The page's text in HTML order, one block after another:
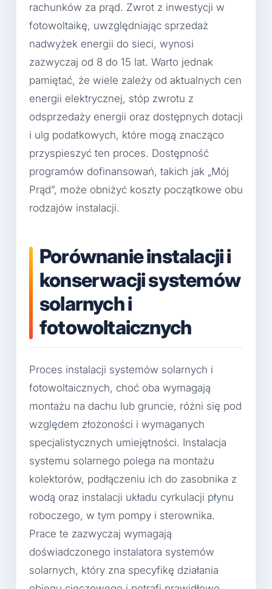
rachunków za prąd. Zwrot z inwestycji w
fotowoltaikę, uwzględniając sprzedaż
nadwyżek energii do sieci, wynosi
zazwyczaj od 8 do 15 lat. Warto jednak
pamiętać, że wiele zależy od aktualnych cen
energii elektrycznej, stóp zwrotu z
odsprzedaży energii oraz dostępnych dotacji
i ulg podatkowych, które mogą znacząco
przyspieszyć ten proces. Dostępność
programów dofinansowań, takich jak „Mój
Prąd”, może obniżyć koszty początkowe obu
rodzajów instalacji.
Porównanie instalacji i
konserwacji systemów
solarnych i
fotowoltaicznych
Proces instalacji systemów solarnych i
fotowoltaicznych, choć oba wymagają
montażu na dachu lub gruncie, różni się pod
względem złożoności i wymaganych
specjalistycznych umiejętności. Instalacja
systemu solarnego polega na montażu
kolektorów, podłączeniu ich do zasobnika z
wodą oraz instalacji układu cyrkulacji płynu
roboczego, w tym pompy i sterownika.
Prace te zazwyczaj wymagają
doświadczonego instalatora systemów
solarnych, który zna specyfikę działania